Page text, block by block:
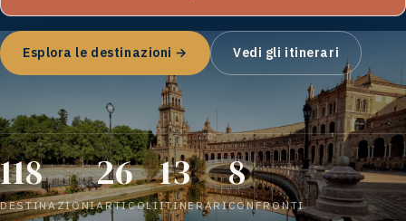
Esplora le destinazioni → Vedi gli itinerari
118
DESTINAZIONI
26
ARTICOLI
13
ITINERARI
8
CONFRONTI